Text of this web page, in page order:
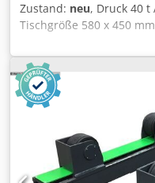
Zustand: neu, Druck 40 t
Tischgröße 580 x 450
Hubzahl 130 Hub/min
Stößelbohrung 40 H7
170 mm T-Nuten 22
Gesamtleistungsbedarf
Raumbedarf ca. 1,4 x
- hydraulische
Zentralschmierung
Schaltschrank mit
Fußschalter